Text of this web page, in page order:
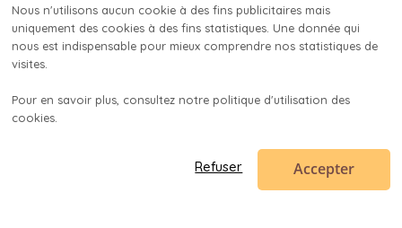
Nous n'utilisons aucun cookie à des fins publicitaires mais
uniquement des cookies à des fins statistiques. Une donnée qui
nous est indispensable pour mieux comprendre nos statistiques de
visites.
Pour en savoir plus, consultez notre politique d'utilisation des
cookies.
Refuser Accepter